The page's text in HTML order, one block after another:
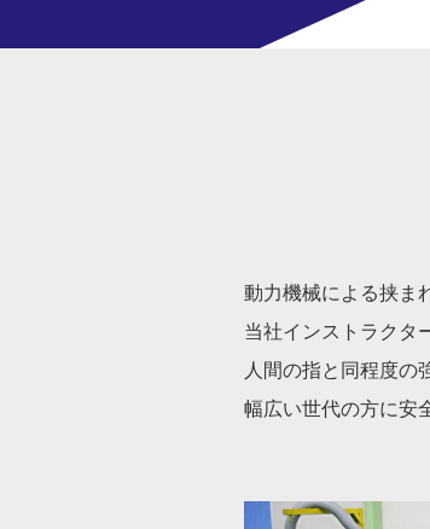
動力機械による挟ま
当社インストラクタ
人間の指と同程度の
幅広い世代の方に安